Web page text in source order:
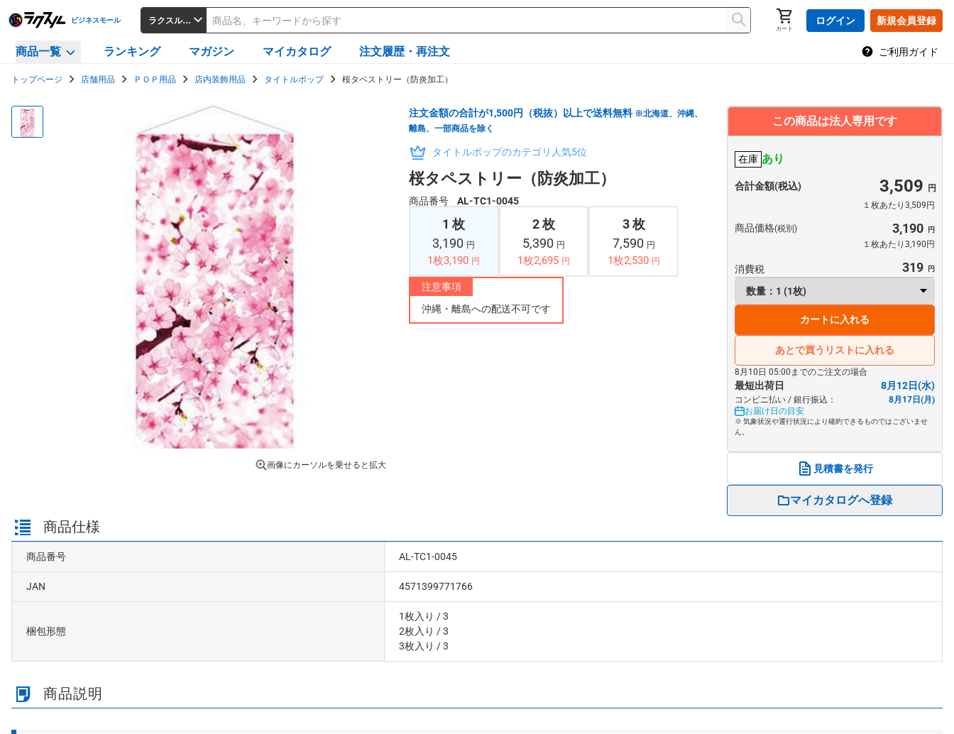
ビジネスモール ラクスルビジネスモール
カート
ログイン 新規会員登録
商品一覧 ランキング マガジン マイカタログ 注文履歴・再注文 ご利用ガイド
トップページ 店舗用品 ＰＯＰ用品 店内装飾用品 タイトルポップ 桜タペストリー（防炎加工）
画像にカーソルを乗せると拡大
注文金額の合計が1,500円（税抜）以上で送料無料 ※北海道、沖縄、
離島、一部商品を除く
タイトルポップのカテゴリ人気5位
桜タペストリー（防炎加工）
商品番号 AL-TC1-0045
1 枚
3,190 円
1枚3,190 円
2 枚
5,390 円
1枚2,695 円
3 枚
7,590 円
1枚2,530 円
注意事項
沖縄・離島への配送不可です
この商品は法人専用です
在庫 あり
合計金額(税込) 3,509
１枚あたり3,509円
商品価格(税別) 3,190
１枚あたり3,190円
消費税 319
カートに入れる
あとで買うリストに入れる
8月10日 05:00までのご注文の場合
最短出荷日 8月12日(水)
コンビニ払い / 銀行振込：
8月17日(月)
お届け日の目安
※ 気象状況や運行状況により確約できるものではございませ
ん。
見積書を発行
マイカタログへ登録
商品仕様
商品番号 AL-TC1-0045
JAN 4571399771766
梱包形態
1枚入り / 3
2枚入り / 3
3枚入り / 3
商品説明